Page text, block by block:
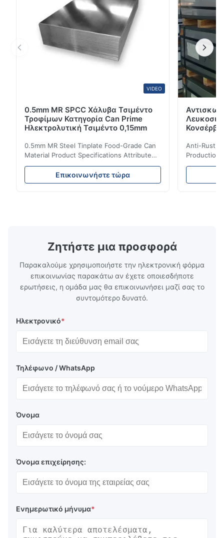
VIDEO
0.5mm MR SPCC Χάλυβα Τσιμέντο
Τροφίμων Κατηγορία Can Prime
Ηλεκτρολυτική Τσιμέντο 0,15mm
0.5mm MR Steel Tinplate Food-Grade Can
Material Product Specifications Attribute
Value Product Name 0.5mm MR Steel
Tinplate Food-Grade Can Material Material
MR, SPCC, prime Tinplate / TFS Tin Coating
TH620 Standard JIS DIN ASTM GB EN AISI
Product Features High-quality tinplate with
Επικοινωνήστε τώρα
Anti-Rust
Production
Value
MR, SPCC,
Ζητήστε μια προσφορά
Παρακαλούμε χρησιμοποιήστε την ηλεκτρονική φόρμα
επικοινωνίας παρακάτω αν έχετε οποιεσδήποτε
ερωτήσεις, η ομάδα μας θα επικοινωνήσει μαζί σας το
συντομότερο δυνατό.
Ηλεκτρονικό*
Τηλέφωνο / WhatsApp
Όνομα
Όνομα επιχείρησης:
Ενημερωτικό μήνυμα*